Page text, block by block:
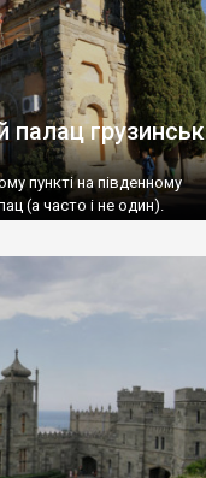
пункті на південному
(а часто і не один).